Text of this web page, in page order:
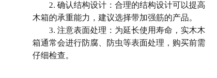
2. 确认结构设计：合理的结构设计可以提高
木箱的承重能力，建议选择带加强筋的产品。
3. 注意表面处理：为延长使用寿命，实木木
箱通常会进行防腐、防虫等表面处理，购买前需
仔细检查。